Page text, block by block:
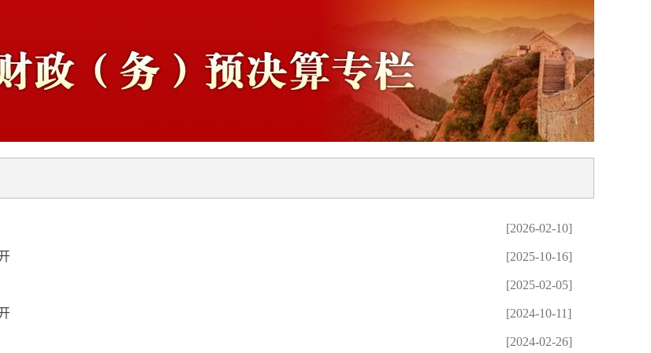
[2026-02-10]
[2025-10-16]
[2025-02-05]
[2024-10-11]
[2024-02-26]